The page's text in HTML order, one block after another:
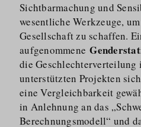
Sichtbarmachung und
wesentliche Werkzeuge,
Gesellschaft zu schaffen.
aufgenommene
die
unterstützten Projekten
eine Vergleichbarkeit
in Anlehnung an das
Berechnungsmodell“ und